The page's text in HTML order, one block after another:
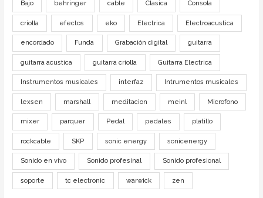
Bajo behringer cable Clasica Consola
criolla efectos eko Electrica Electroacustica
encordado Funda Grabación digital guitarra
guitarra acustica guitarra criolla Guitarra Electrica
Instrumentos musicales interfaz Intrumentos musicales
lexsen marshall meditacion meinl Microfono
mixer parquer Pedal pedales platillo
rockcable SKP sonic energy sonicenergy
Sonido en vivo Sonido profesinal Sonido profesional
soporte tc electronic warwick zen